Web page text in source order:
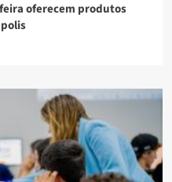
oferecem produtos